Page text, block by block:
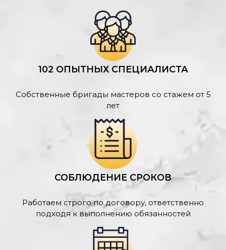
102 ОПЫТНЫХ СПЕЦИАЛИСТА
Собственные бригады мастеров со стажем от 5
лет
СОБЛЮДЕНИЕ СРОКОВ
Работаем строго по договору, ответственно
подходя к выполнению обязанностей